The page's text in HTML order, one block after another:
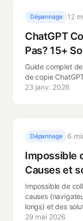
Dépannage 12
ChatGPT
Pas? 15+
Guide complet
de copie
23 janv. 2026
Dépannage 6
Impossible
Causes et
Impossible de
causes
longs) et des
29 mai 2026